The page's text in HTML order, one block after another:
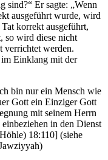
sind?“ Er sagte: „Wenn
ausgeführt wurde, wird
korrekt ausgeführt,
so wird diese nicht
verrichtet werden.
Einklang mit der
bin nur ein Mensch wie
Gott ein Einziger Gott
mit seinem Herrn
in den Dienst
18:110] (siehe